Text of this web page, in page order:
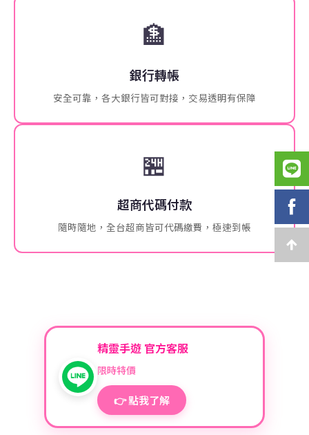
🏦
銀行轉帳
安全可靠，各大銀行皆可對接，交易透明有保障
🏪
超商代碼付款
隨時隨地，全台超商皆可代碼繳費，極速到帳
精靈手遊 官方客服
限時特價
👉 點我了解